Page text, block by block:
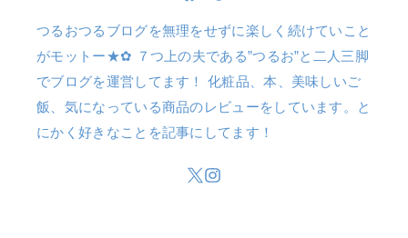
つるおつるブログを無理をせずに楽しく続けていこと
がモットー★✿ ７つ上の夫である”つるお”と二人三脚
でブログを運営してます！ 化粧品、本、美味しいご
飯、気になっている商品のレビューをしています。と
にかく好きなことを記事にしてます！